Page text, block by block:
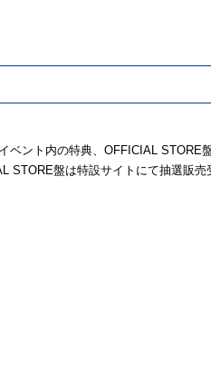
ント内の特典、OFFICIAL STORE
STORE盤は特設サイトにて抽選販売